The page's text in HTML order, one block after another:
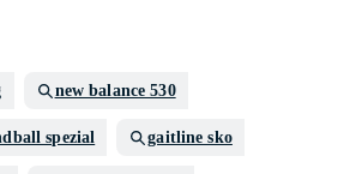
new balance 530
spezial gaitline sko